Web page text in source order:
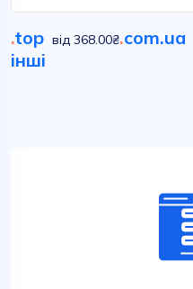
.top від 368.00₴.com.ua
інші